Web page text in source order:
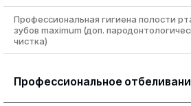
Профессиональная гигиена полости
зубов maximum (доп.
чистка)
Профессиональное